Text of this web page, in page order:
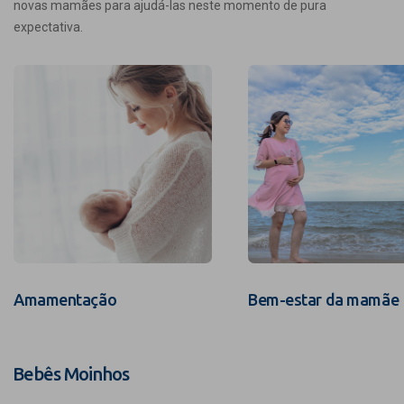
novas mamães para ajudá-las neste momento de pura
expectativa.
Amamentação Bem-estar da mamãe
Bebês Moinhos